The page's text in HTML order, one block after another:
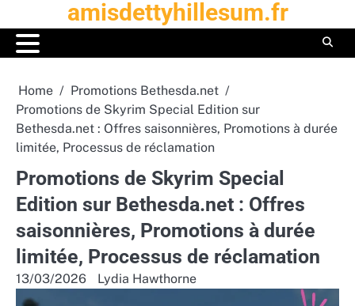
to
content
amisdettyhillesum.fr
Home
Promotions Bethesda.net
Promotions de Skyrim Special Edition sur
Bethesda.net : Offres saisonnières, Promotions à durée
limitée, Processus de réclamation
Promotions de Skyrim Special
Edition sur Bethesda.net : Offres
saisonnières, Promotions à durée
limitée, Processus de réclamation
13/03/2026 Lydia Hawthorne